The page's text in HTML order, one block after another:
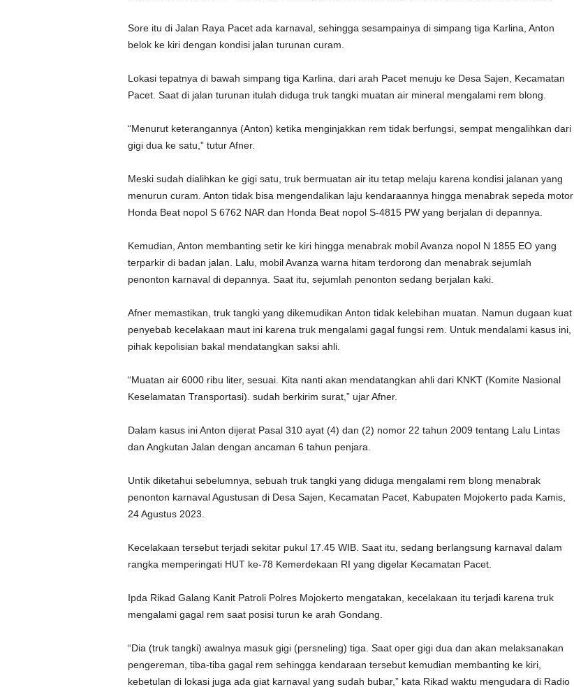
Sore itu di Jalan Raya Pacet ada karnaval, sehingga sesampainya di simpang tiga Karlina, Anton
belok ke kiri dengan kondisi jalan turunan curam.
Lokasi tepatnya di bawah simpang tiga Karlina, dari arah Pacet menuju ke Desa Sajen, Kecamatan
Pacet. Saat di jalan turunan itulah diduga truk tangki muatan air mineral mengalami rem blong.
“Menurut keterangannya (Anton) ketika menginjakkan rem tidak berfungsi, sempat mengalihkan dari
gigi dua ke satu,” tutur Afner.
Meski sudah dialihkan ke gigi satu, truk bermuatan air itu tetap melaju karena kondisi jalanan yang
menurun curam. Anton tidak bisa mengendalikan laju kendaraannya hingga menabrak sepeda motor
Honda Beat nopol S 6762 NAR dan Honda Beat nopol S-4815 PW yang berjalan di depannya.
Kemudian, Anton membanting setir ke kiri hingga menabrak mobil Avanza nopol N 1855 EO yang
terparkir di badan jalan. Lalu, mobil Avanza warna hitam terdorong dan menabrak sejumlah
penonton karnaval di depannya. Saat itu, sejumlah penonton sedang berjalan kaki.
Afner memastikan, truk tangki yang dikemudikan Anton tidak kelebihan muatan. Namun dugaan kuat
penyebab kecelakaan maut ini karena truk mengalami gagal fungsi rem. Untuk mendalami kasus ini,
pihak kepolisian bakal mendatangkan saksi ahli.
“Muatan air 6000 ribu liter, sesuai. Kita nanti akan mendatangkan ahli dari KNKT (Komite Nasional
Keselamatan Transportasi). sudah berkirim surat,” ujar Afner.
Dalam kasus ini Anton dijerat Pasal 310 ayat (4) dan (2) nomor 22 tahun 2009 tentang Lalu Lintas
dan Angkutan Jalan dengan ancaman 6 tahun penjara.
Untik diketahui sebelumnya, sebuah truk tangki yang diduga mengalami rem blong menabrak
penonton karnaval Agustusan di Desa Sajen, Kecamatan Pacet, Kabupaten Mojokerto pada Kamis,
24 Agustus 2023.
Kecelakaan tersebut terjadi sekitar pukul 17.45 WIB. Saat itu, sedang berlangsung karnaval dalam
rangka memperingati HUT ke-78 Kemerdekaan RI yang digelar Kecamatan Pacet.
Ipda Rikad Galang Kanit Patroli Polres Mojokerto mengatakan, kecelakaan itu terjadi karena truk
mengalami gagal rem saat posisi turun ke arah Gondang.
“Dia (truk tangki) awalnya masuk gigi (persneling) tiga. Saat oper gigi dua dan akan melaksanakan
pengereman, tiba-tiba gagal rem sehingga kendaraan tersebut kemudian membanting ke kiri,
kebetulan di lokasi juga ada giat karnaval yang sudah bubar,” kata Rikad waktu mengudara di Radio